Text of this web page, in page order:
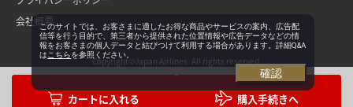
購入手続きへ
会社概要
Copyright©Japan Airlines. All rights reserved.
このサイトでは、お客さまに適したお得な商品やサービスの案内、広告配
信等を行う目的で、第三者から提供された位置情報や広告データなどの情
報をお客さまの個人データと結びつけて利用する場合があります。詳細Q&A
は こちらを参照ください。
確認